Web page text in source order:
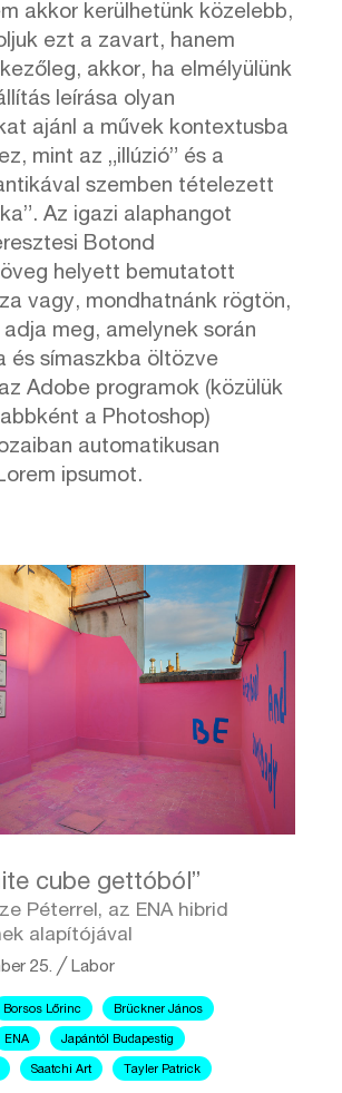
akkor kerülhetünk közelebb,
ezt a zavart, hanem
akkor, ha elmélyülünk
leírása olyan
ajánl a művek kontextusba
mint az „illúzió” és a
szemben tételezett
Az igazi alaphangot
Botond
helyett bemutatott
vagy, mondhatnánk rögtön,
meg, amelynek során
és símaszkba öltözve
Adobe programok (közülük
a Photoshop)
automatikusan
ipsumot.
cube gettóból”
Péterrel, az ENA hibrid
alapítójával
25. ╱Labor
Borsos Lőrinc Brückner János
ENA Japántól Budapestig
Saatchi Art Tayler Patrick